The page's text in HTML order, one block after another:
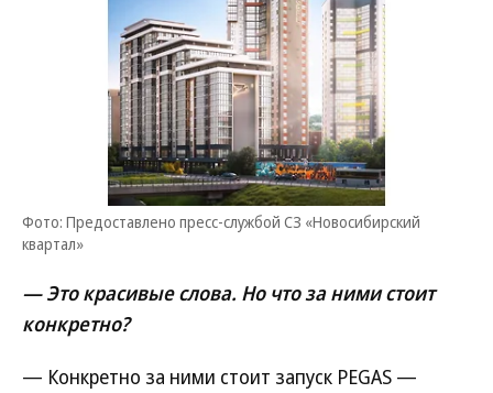
Фото: Предоставлено пресс-службой СЗ «Новосибирский
квартал»
— Это красивые слова. Но что за ними стоит
конкретно?
— Конкретно за ними стоит запуск PEGAS —